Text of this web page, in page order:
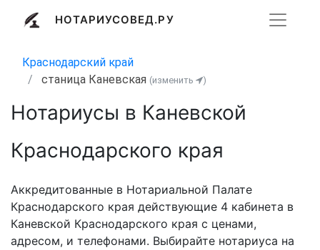
НОТАРИУСОВЕД.РУ
Краснодарский край
станица Каневская (изменить )
Нотариусы в Каневской
Краснодарского края
Аккредитованные в Нотариальной Палате
Краснодарского края действующие 4 кабинета в
Каневской Краснодарского края с ценами,
адресом, и телефонами. Выбирайте нотариуса на